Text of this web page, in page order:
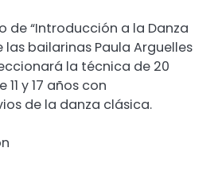
de “Introducción a la Danza
las bailarinas Paula Arguelles
la técnica de 20
y 17 años con
de la danza clásica.